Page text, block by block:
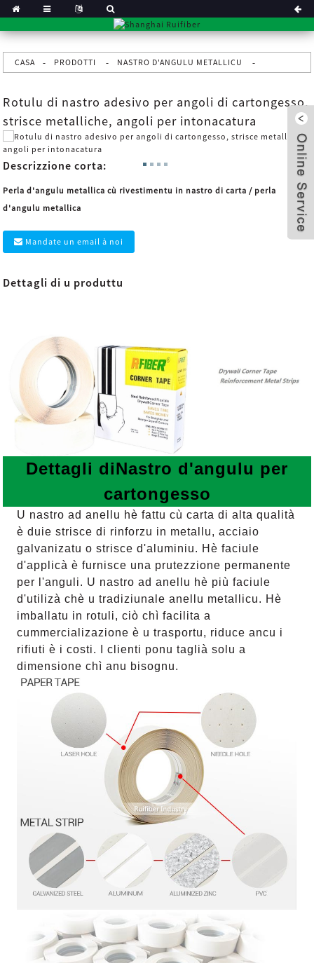
CASA PRODOTTI NASTRO D'ANGULU METALLICU
Rotulu di nastro adesivo per angoli di cartongesso,
strisce metalliche, angoli per intonacatura
Descrizzione corta:
Perla d'angulu metallica cù rivestimentu in nastro di carta / perla
d'angulu metallica
Mandate un email à noi
Dettagli di u produttu
Dettagli diNastro d'angulu per
cartongesso
U nastro ad anellu hè fattu cù carta di alta qualità
è duie strisce di rinforzu in metallu, acciaio
galvanizatu o strisce d'aluminiu. Hè faciule
d'applicà è furnisce una prutezzione permanente
per l'anguli. U nastro ad anellu hè più faciule
d'utilizà chè u tradiziunale anellu metallicu. Hè
imballatu in rotuli, ciò chì facilita a
cummercializazione è u trasportu, riduce ancu i
rifiuti è i costi. I clienti ponu taglià solu a
dimensione chì anu bisognu.